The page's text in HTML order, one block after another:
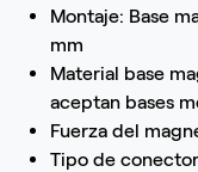
Montaje: Base
mm
Material base
aceptan bases
Fuerza del
Tipo de